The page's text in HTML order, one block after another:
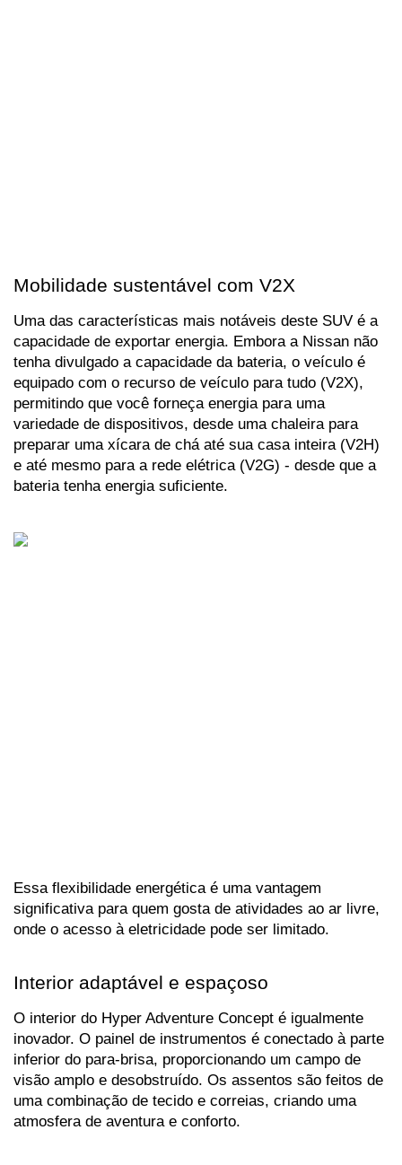
Mobilidade sustentável com V2X
Uma das características mais notáveis deste SUV é a
capacidade de exportar energia. Embora a Nissan não
tenha divulgado a capacidade da bateria, o veículo é
equipado com o recurso de veículo para tudo (V2X),
permitindo que você forneça energia para uma
variedade de dispositivos, desde uma chaleira para
preparar uma xícara de chá até sua casa inteira (V2H)
e até mesmo para a rede elétrica (V2G) - desde que a
bateria tenha energia suficiente.
Essa flexibilidade energética é uma vantagem
significativa para quem gosta de atividades ao ar livre,
onde o acesso à eletricidade pode ser limitado.
Interior adaptável e espaçoso
O interior do Hyper Adventure Concept é igualmente
inovador. O painel de instrumentos é conectado à parte
inferior do para-brisa, proporcionando um campo de
visão amplo e desobstruído. Os assentos são feitos de
uma combinação de tecido e correias, criando uma
atmosfera de aventura e conforto.